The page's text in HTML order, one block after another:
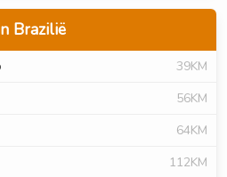
Brazilië
39KM
56KM
64KM
112KM